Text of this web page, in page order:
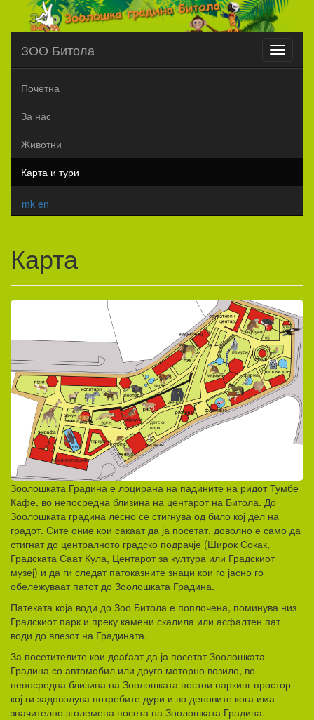
Toggle
ЗОО Битола
Почетна
За нас
Животни
Карта и тури
mk en
Карта
Зоолошката Градина е лоцирана на падините на ридот Тумбе
Кафе, во непосредна близина на центарот на Битола. До
Зоолошката градина лесно се стигнува од било кој дел на
градот. Сите оние кои сакаат да ја посетат, доволно е само да
стигнат до централното градско подрачје (Широк Сокак,
Градската Саат Кула, Центарот за култура или Градскиот
музеј) и да ги следат патоказните знаци кои го јасно го
обележуваат патот до Зоолошката Градина.
Патеката која води до Зоо Битола е поплочена, поминува низ
Градскиот парк и преку камени скалила или асфалтен пат
води до влезот на Градината.
За посетителите кои доаѓаат да ја посетат Зоолошката
Градина со автомобил или друго моторно возило, во
непосредна близина на Зоолошката постои паркинг простор
кој ги задоволува потребите дури и во деновите кога има
значително зголемена посета на Зоолошката Градина.